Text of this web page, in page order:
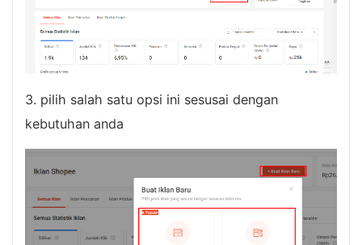
3. pilih salah satu opsi ini sesusai dengan
kebutuhan anda